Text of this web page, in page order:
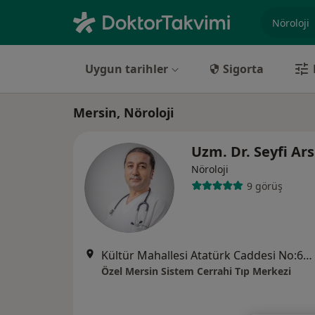
Uygun tarihler Sigorta
Mersin, Nöroloji
Uzm. Dr. Seyfi
Nöroloji
9 görüş
Kültür Mahallesi Atatürk Caddesi No:66, Akdeniz
Özel Mersin Sistem Cerrahi Tıp Merkezi